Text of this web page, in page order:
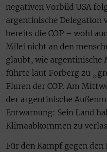
negativen Vorbild USA
argentinische Delegation
bereits die COP – wohl
Milei nicht an den
glaubt, wie argentinische
führte laut Forberg zu
Fluren der COP. Am
der argentinische
Entwarnung: Sein Land
Klimaabkommen zu
Für den Kampf gegen